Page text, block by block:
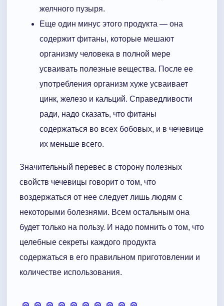
желчного пузыря.
Еще один минус этого продукта — она
содержит фитаны, которые мешают
организму человека в полной мере
усваивать полезные вещества. После ее
употребления организм хуже усваивает
цинк, железо и кальций. Справедливости
ради, надо сказать, что фитаны
содержаться во всех бобовых, и в чечевице
их меньше всего.
Значительный перевес в сторону полезных
свойств чечевицы говорит о том, что
воздержаться от нее следует лишь людям с
некоторыми болезнями. Всем остальным она
будет только на пользу. И надо помнить о том, что
целебные секреты каждого продукта
содержаться в его правильном приготовлении и
количестве использования.